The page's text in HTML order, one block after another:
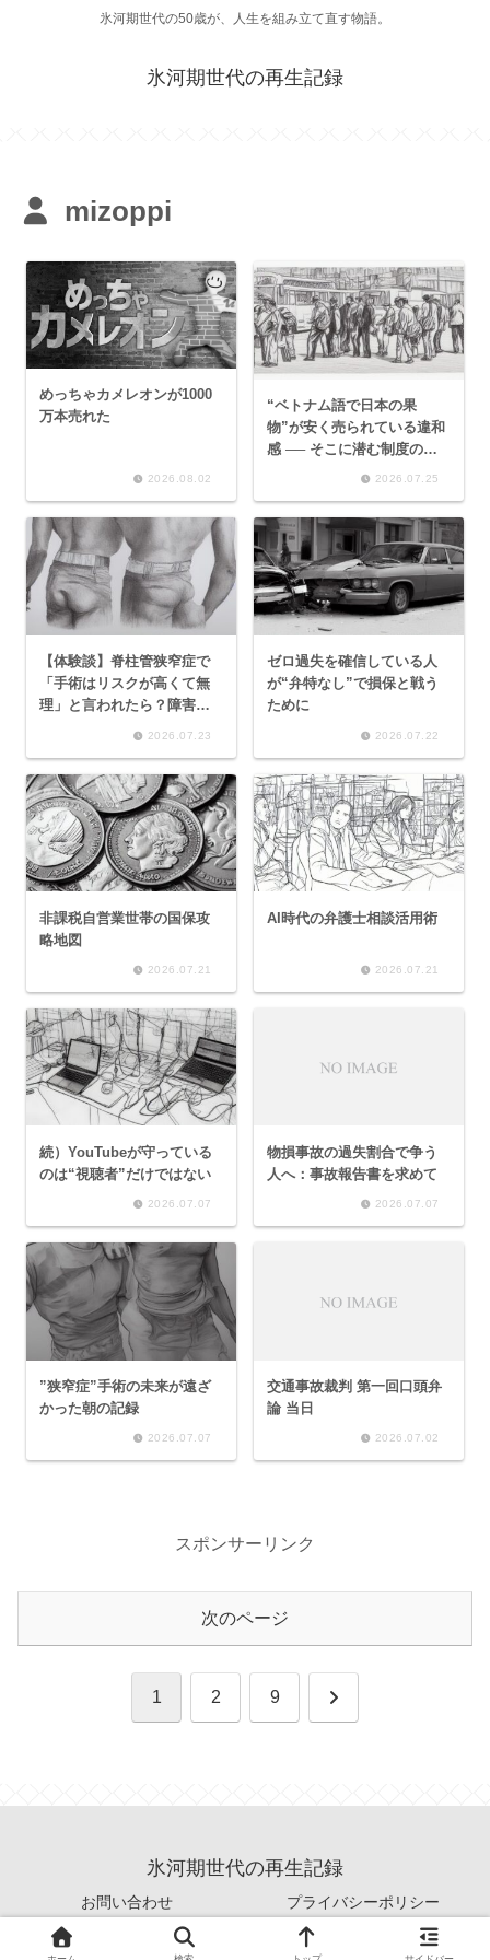
氷河期世代の50歳が、人生を組み立て直す物語。
氷河期世代の再生記録
mizoppi
めっちゃカメレオンが1000
万本売れた
2026.08.02
“ベトナム語で日本の果
物”が安く売られている違和
感 ── そこに潜む制度の歪
2026.07.25
【体験談】脊柱管狭窄症で
「手術はリスクが高くて無
理」と言われたら？障害者
2026.07.23
ゼロ過失を確信している人
が“弁特なし”で損保と戦う
ために
2026.07.22
非課税自営業世帯の国保攻
略地図
2026.07.21
AI時代の弁護士相談活用術
2026.07.21
続）YouTubeが守っている
のは“視聴者”だけではない
2026.07.07
物損事故の過失割合で争う
人へ：事故報告書を求めて
2026.07.07
”狭窄症”手術の未来が遠ざ
かった朝の記録
2026.07.07
交通事故裁判 第一回口頭弁
論 当日
2026.07.02
スポンサーリンク
次のページ
1 2 9 次
氷河期世代の再生記録
お問い合わせ プライバシーポリシー
© 2026 氷河期世代の再生記録.